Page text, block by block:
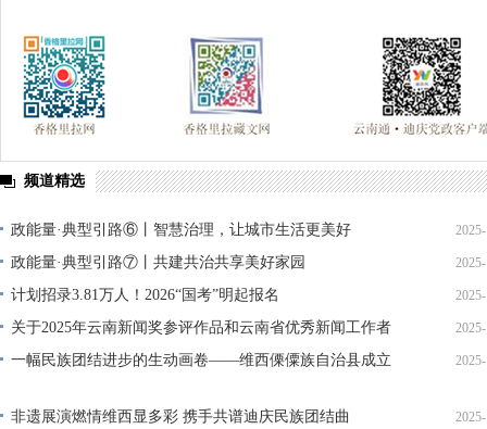
频道精选
政能量·典型引路⑥丨智慧治理，让城市生活更美好
政能量·典型引路⑦丨共建共治共享美好家园
计划招录3.81万人！2026“国考”明起报名
关于2025年云南新闻奖参评作品和云南省优秀新闻工作者
参评人员通过初审的公示
一幅民族团结进步的生动画卷——维西傈僳族自治县成立
非遗展演燃情维西显多彩 携手共谱迪庆民族团结曲